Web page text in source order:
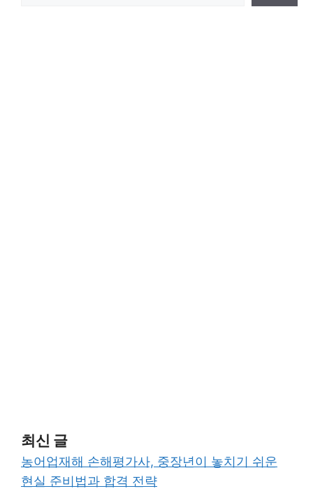
최신 글
농어업재해 손해평가사, 중장년이 놓치기 쉬운
현실 준비법과 합격 전략